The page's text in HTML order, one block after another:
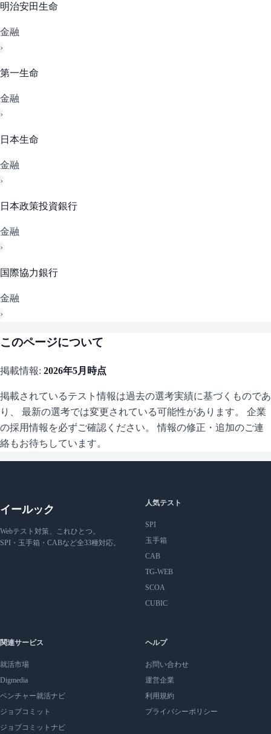
明治安田生命
金融
›
第一生命
金融
›
日本生命
金融
›
日本政策投資銀行
金融
›
国際協力銀行
金融
›
このページについて
掲載情報: 2026年5月 時点
掲載されているテスト情報は過去の選考実績に基づくものであ
り、 最新の選考では変更されている可能性があります。 企業
の採用情報を必ずご確認ください。 情報の修正・追加のご連
絡もお待ちしています。
イールック
Webテスト対策、これひとつ。
SPI・玉手箱・CABなど全33種対応。
人気テスト
SPI
玉手箱
CAB
TG-WEB
SCOA
CUBIC
関連サービス
就活市場
Digmedia
ベンチャー就活ナビ
ジョブコミット
ジョブコミットナビ
ヘルプ
お問い合わせ
運営企業
利用規約
プライバシーポリシー